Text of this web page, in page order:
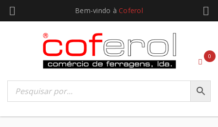
Bem-vindo à Coferol
0